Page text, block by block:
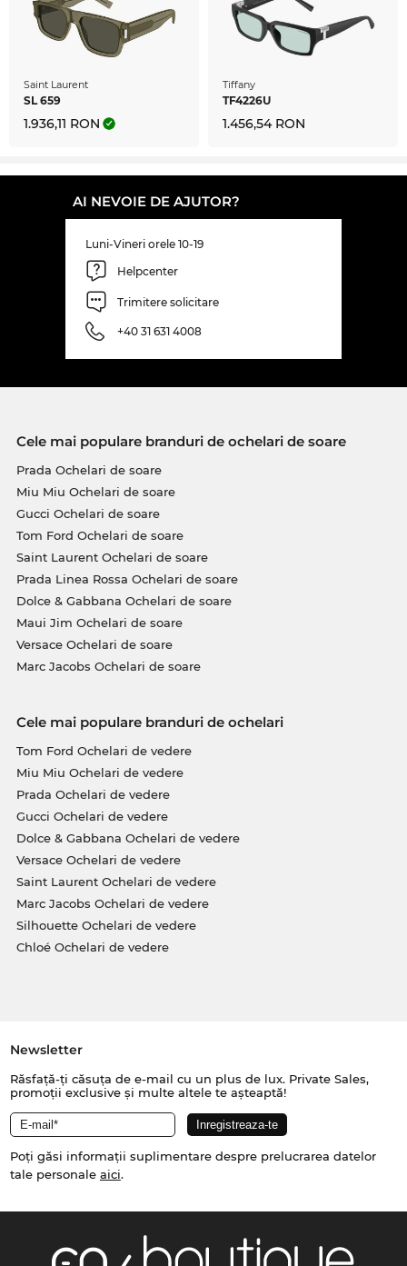
Saint Laurent
SL 659
1.936,11 RON
Tiffany
TF4226U
1.456,54 RON
AI NEVOIE DE AJUTOR?
Luni-Vineri orele 10-19
Helpcenter
Trimitere solicitare
+40 31 631 4008
Cele mai populare branduri de ochelari de soare
Prada Ochelari de soare
Miu Miu Ochelari de soare
Gucci Ochelari de soare
Tom Ford Ochelari de soare
Saint Laurent Ochelari de soare
Prada Linea Rossa Ochelari de soare
Dolce & Gabbana Ochelari de soare
Maui Jim Ochelari de soare
Versace Ochelari de soare
Marc Jacobs Ochelari de soare
Cele mai populare branduri de ochelari
Tom Ford Ochelari de vedere
Miu Miu Ochelari de vedere
Prada Ochelari de vedere
Gucci Ochelari de vedere
Dolce & Gabbana Ochelari de vedere
Versace Ochelari de vedere
Saint Laurent Ochelari de vedere
Marc Jacobs Ochelari de vedere
Silhouette Ochelari de vedere
Chloé Ochelari de vedere
Newsletter
Răsfață-ți căsuța de e-mail cu un plus de lux. Private Sales,
promoții exclusive și multe altele te așteaptă!
Poți găsi informații suplimentare despre prelucrarea datelor
tale personale aici.